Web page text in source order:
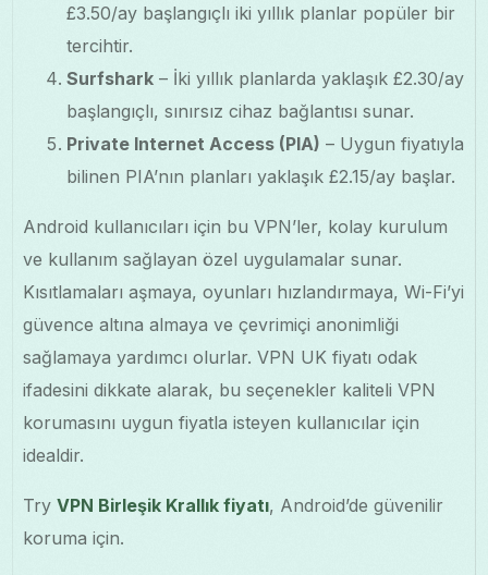
£3.50/ay başlangıçlı iki yıllık planlar popüler bir
tercihtir.
Surfshark – İki yıllık planlarda yaklaşık £2.30/ay
başlangıçlı, sınırsız cihaz bağlantısı sunar.
Private Internet Access (PIA) – Uygun fiyatıyla
bilinen PIA’nın planları yaklaşık £2.15/ay başlar.
Android kullanıcıları için bu VPN’ler, kolay kurulum
ve kullanım sağlayan özel uygulamalar sunar.
Kısıtlamaları aşmaya, oyunları hızlandırmaya, Wi-Fi’yi
güvence altına almaya ve çevrimiçi anonimliği
sağlamaya yardımcı olurlar. VPN UK fiyatı odak
ifadesini dikkate alarak, bu seçenekler kaliteli VPN
korumasını uygun fiyatla isteyen kullanıcılar için
idealdir.
TryVPN Birleşik Krallık fiyatı, Android’de güvenilir
koruma için.